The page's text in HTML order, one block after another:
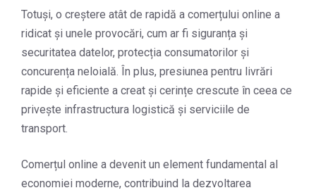
Totuși, o creștere atât de rapidă a comerțului online a
ridicat și unele provocări, cum ar fi siguranța și
securitatea datelor, protecția consumatorilor și
concurența neloială. În plus, presiunea pentru livrări
rapide și eficiente a creat și cerințe crescute în ceea ce
privește infrastructura logistică și serviciile de
transport.
Comerțul online a devenit un element fundamental al
economiei moderne, contribuind la dezvoltarea